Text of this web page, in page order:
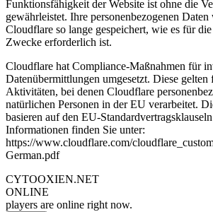
Funktionsfähigkeit der Website ist ohne die
gewährleistet. Ihre personenbezogenen Daten
Cloudflare so lange gespeichert, wie es für die
Zwecke erforderlich ist.
Cloudflare hat Compliance-Maßnahmen für
Datenübermittlungen umgesetzt. Diese
Aktivitäten, bei denen Cloudflare
natürlichen Personen in der EU verarbeitet.
basieren auf den EU-
Informationen finden Sie unter:
https://www.cloudflare.com/
German.pdf
CYTOOXIEN.NET
ONLINE
players are online right now.